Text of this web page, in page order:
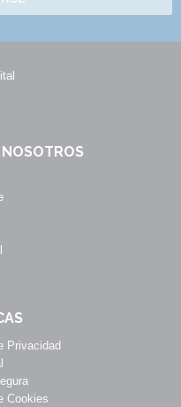
Privacidad
Cookies